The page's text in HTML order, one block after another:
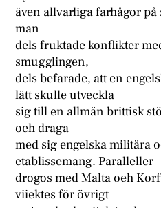
även allvarliga farhågor
man
dels fruktade konflikter
smugglingen,
dels befarade, att en
lätt skulle utveckla
sig till en allmän brittisk
oeh draga
med sig engelska militära
etablissemang. Paralleller
drogos med Malta oeh
viiektes för övrigt